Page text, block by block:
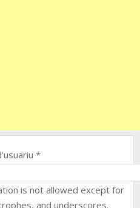
*
is not allowed except for
and underscores.